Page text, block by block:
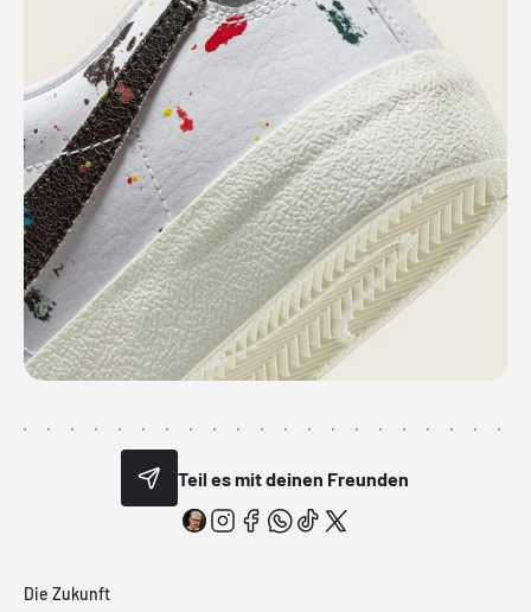
Teil es mit deinen Freunden
Die Zukunft